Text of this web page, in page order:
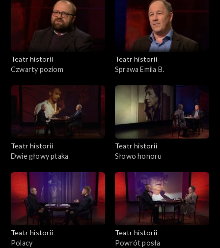
Teatr historii
Czwarty poziom
Teatr historii
Sprawa Emila B.
Teatr historii
Dwie głowy ptaka
Teatr historii
Słowo honoru
Teatr historii
Polacy
Teatr historii
Powrót posła